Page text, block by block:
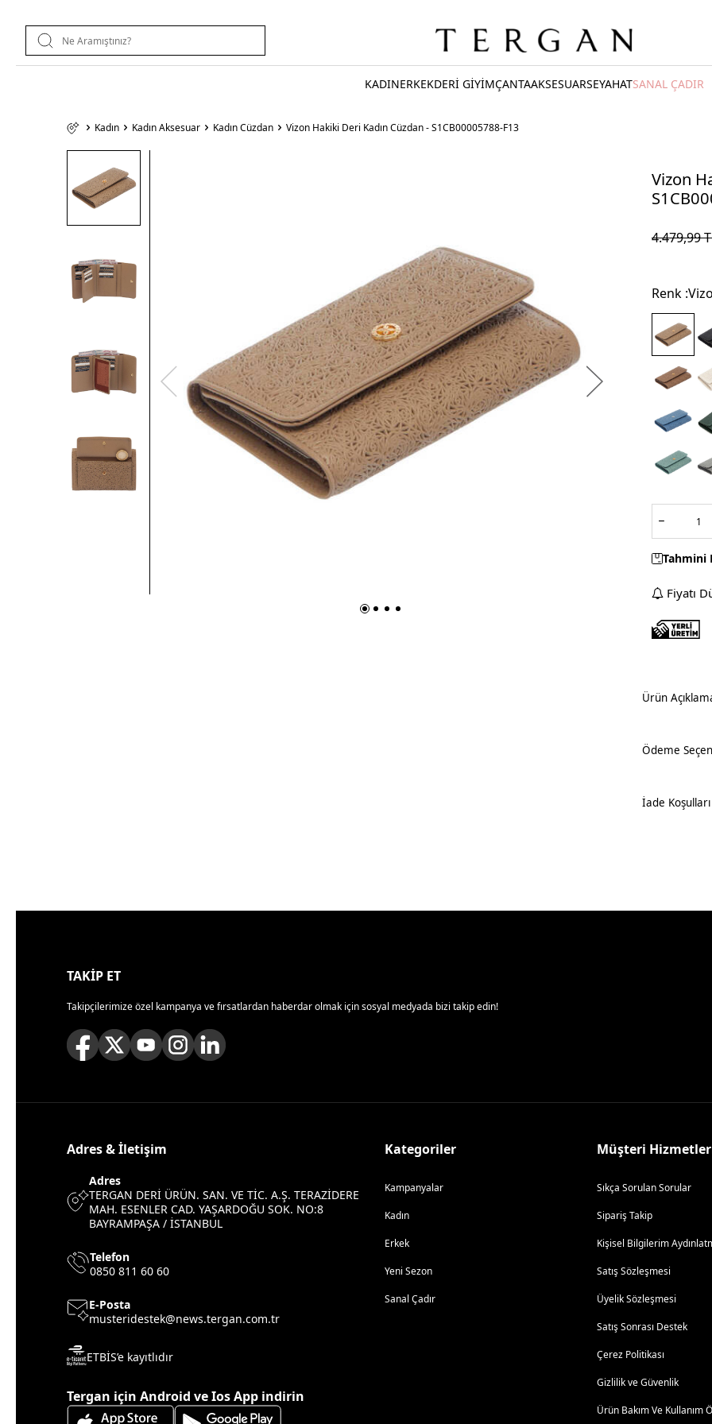
KADINERKEKDERİ GİYİMÇANTAAKSESUARSEYAHATSANAL ÇADIR
Kadın Kadın Aksesuar Kadın Cüzdan Vizon Hakiki Deri Kadın Cüzdan - S1CB00005788-F13
Vizon
4.479,99
Renk :
Tahmini
Fiyatı
Ürün
Ödeme
İade Koşulları
TAKİP ET
Takipçilerimize özel kampanya ve fırsatlardan haberdar olmak için sosyal medyada bizi takip edin!
Adres & İletişim
Adres
TERGAN DERİ ÜRÜN. SAN. VE TİC. A.Ş. TERAZİDERE
MAH. ESENLER CAD. YAŞARDOĞU SOK. NO:8
BAYRAMPAŞA / İSTANBUL
Telefon
0850 811 60 60
E-Posta
musteridestek@news.tergan.com.tr
ETBİS’e kayıtlıdır
Tergan için Android ve Ios App indirin
Kategoriler
Kampanyalar
Kadın
Erkek
Yeni Sezon
Sanal Çadır
Müşteri
Sıkça Sorulan Sorular
Sipariş Takip
Kişisel Bilgilerim
Satış Sözleşmesi
Üyelik Sözleşmesi
Satış Sonrası Destek
Çerez Politikası
Gizlilik ve Güvenlik
Ürün Bakım Ve Kullanım